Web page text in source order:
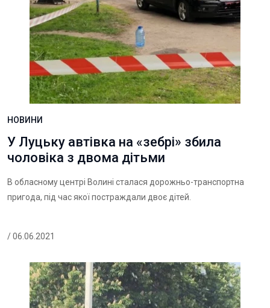
НОВИНИ
У Луцьку автівка на «зебрі» збила
чоловіка з двома дітьми
В обласному центрі Волині сталася дорожньо-транспортна
пригода, під час якої постраждали двоє дітей.
/ 06.06.2021